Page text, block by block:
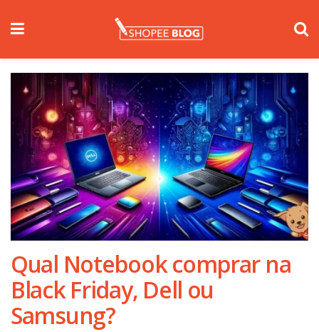
Qual Notebook comprar na
Black Friday, Dell ou
Samsung?